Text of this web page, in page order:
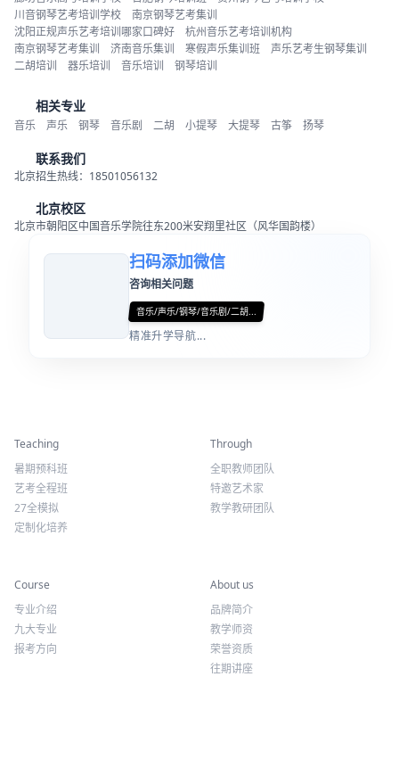
川音钢琴艺考培训学校
南京钢琴艺考集训
沈阳正规声乐艺考培训哪家口碑好
杭州音乐艺考培训机构
南京钢琴艺考集训
济南音乐集训 寒假声乐集训班
声乐艺考生钢琴集训
二胡培训
器乐培训 音乐培训 钢琴培训
相关专业
音乐 声乐 钢琴 音乐剧 二胡 小提琴 大提琴 古筝 扬琴
联系我们
北京招生热线：18501056132
北京校区
北京市朝阳区中国音乐学院往东200米安翔里社区（风华国韵楼）
扫码添加微信
咨询相关问题
音乐/声乐/钢琴/音乐剧/二胡...
精准升学导航...
Teaching
暑期预科班
艺考全程班
27全模拟
定制化培养
Through
全职教师团队
特邀艺术家
教学教研团队
Course
专业介绍
九大专业
报考方向
About us
品牌简介
教学师资
荣誉资质
往期讲座